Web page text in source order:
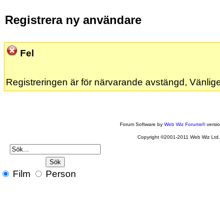
Registrera ny användare
Fel
Registreringen är för närvarande avstängd,
Forum Software byWeb Wiz Forums®
Copyright ©2001-2011 Web Wiz Ltd.
Film Person